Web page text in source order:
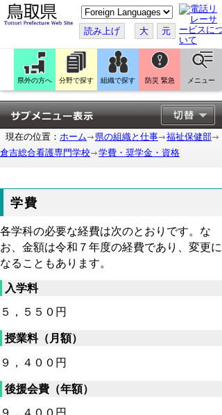
こ
の
ペ
ー
ジ
翻
訳
す
る
読み上げ 大 元
県外の方へ 分野で探す 組織で探す 防災 緊急 メニュー
現在の位置： ホーム 県の組織と仕事
福祉保健部
倉吉総合看護専門学校
学費・奨学金・資格
学費
各学科の必要な経費は次のとおりです。な
お、金額は令和７年度の経費であり、変更に
なることもあります。
入学料
５，５５０円
授業料（月額）
９，４００円
後援会費（年額）